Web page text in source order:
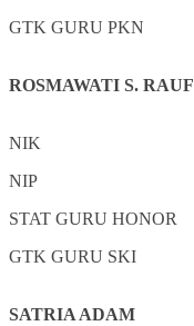
GTK GURU PKN
ROSMAWATI S. RAUF
NIK
NIP
STAT GURU HONOR
GTK GURU SKI
SATRIA ADAM